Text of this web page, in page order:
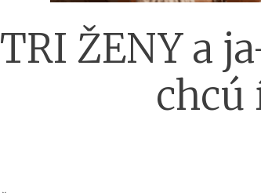
TRI ŽENY a
chcú